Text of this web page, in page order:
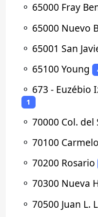
⚬ 65000 Fray
⚬ 65000 Nuevo
⚬ 65001 San
⚬ 65100 Young
⚬ 673 - Euzébio
1
⚬ 70000 Col.
⚬ 70100 Carmelo
⚬ 70200 Rosario
⚬ 70300 Nueva
⚬ 70500 Juan L.